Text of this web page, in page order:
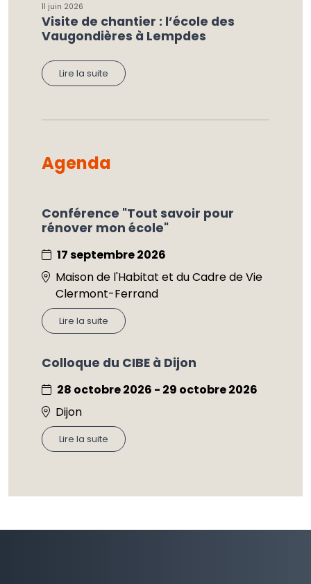
11 juin 2026
Visite de chantier : l’école des
Vaugondières à Lempdes
Lire la suite
Agenda
Conférence "Tout savoir pour
rénover mon école"
17 septembre 2026
Maison de l'Habitat et du Cadre de Vie
Clermont-Ferrand
Lire la suite
Colloque du CIBE à Dijon
28 octobre 2026 - 29 octobre 2026
Dijon
Lire la suite